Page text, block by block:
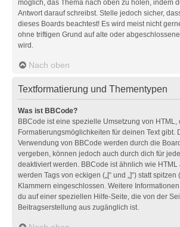
möglich, das Thema nach oben zu holen, indem
Antwort darauf schreibst. Stelle jedoch sicher,
dieses Boards beachtest! Es wird meist nicht
ohne triftigen Grund auf alte oder
wird.
Nach oben
Textformatierung und Thementypen
Was ist BBCode?
BBCode ist eine spezielle Umsetzung von
Formatierungsmöglichkeiten für deinen Text gibt.
Verwendung von BBCode werden durch die
vergeben, können jedoch auch durch dich für
deaktiviert werden. BBCode ist ähnlich wie HTML
werden Tags von eckigen („[“ und „]“) statt spitzen
Klammern eingeschlossen. Weitere
du auf einer speziellen Hilfe-Seite, die von der
Beitragserstellung aus zugänglich ist.